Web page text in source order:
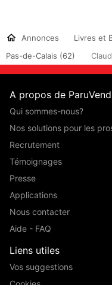
Annonces Livres et
Pas-de-Calais (62)
A propos de
Qui sommes-nous?
Nos solutions pour les
Recrutement
Témoignages
Presse
Applications
Nous contacter
Aide - FAQ
Liens utiles
Vos suggestions